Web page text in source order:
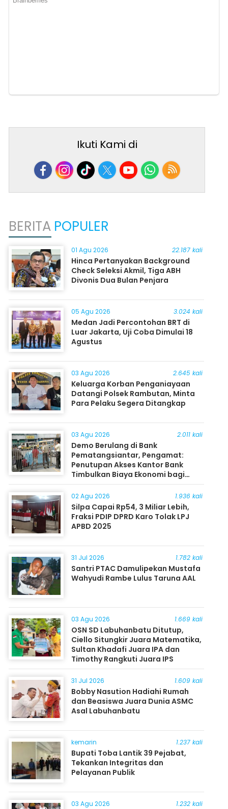
Ikuti Kami di
BERITA POPULER
01 Agu 2026 22.187 kali
Hinca Pertanyakan Background
Check Seleksi Akmil, Tiga ABH
Divonis Dua Bulan Penjara
05 Agu 2026 3.024 kali
Medan Jadi Percontohan BRT di
Luar Jakarta, Uji Coba Dimulai 18
Agustus
03 Agu 2026 2.645 kali
Keluarga Korban Penganiayaan
Datangi Polsek Rambutan, Minta
Para Pelaku Segera Ditangkap
03 Agu 2026 2.011 kali
Demo Berulang di Bank
Pematangsiantar, Pengamat:
Penutupan Akses Kantor Bank
Timbulkan Biaya Ekonomi bagi
Masyarakat
02 Agu 2026 1.936 kali
Silpa Capai Rp54, 3 Miliar Lebih,
Fraksi PDIP DPRD Karo Tolak LPJ
APBD 2025
31 Jul 2026 1.782 kali
Santri PTAC Damulipekan Mustafa
Wahyudi Rambe Lulus Taruna AAL
03 Agu 2026 1.669 kali
OSN SD Labuhanbatu Ditutup,
Ciello Situngkir Juara Matematika,
Sultan Khadafi Juara IPA dan
Timothy Rangkuti Juara IPS
31 Jul 2026 1.609 kali
Bobby Nasution Hadiahi Rumah
dan Beasiswa Juara Dunia ASMC
Asal Labuhanbatu
kemarin 1.237 kali
Bupati Toba Lantik 39 Pejabat,
Tekankan Integritas dan
Pelayanan Publik
03 Agu 2026 1.232 kali